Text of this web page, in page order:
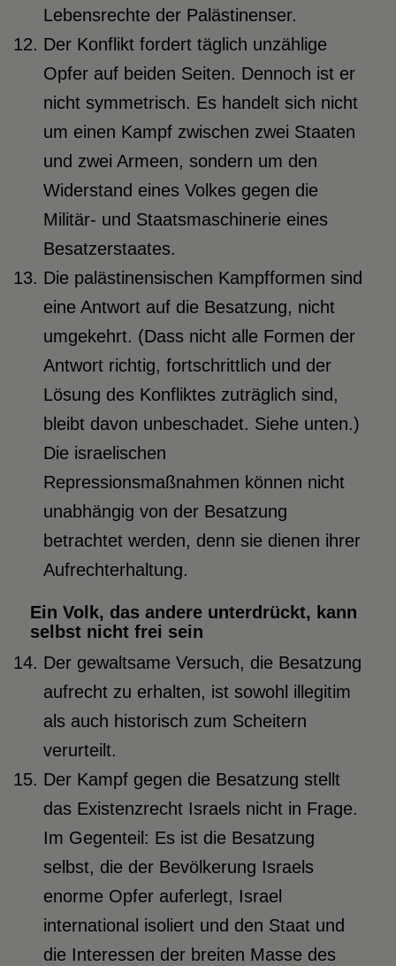
Lebensrechte der Palästinenser.
Der Konflikt fordert täglich unzählige
Opfer auf beiden Seiten. Dennoch ist er
nicht symmetrisch. Es handelt sich nicht
um einen Kampf zwischen zwei Staaten
und zwei Armeen, sondern um den
Widerstand eines Volkes gegen die
Militär- und Staatsmaschinerie eines
Besatzerstaates.
Die palästinensischen Kampfformen sind
eine Antwort auf die Besatzung, nicht
umgekehrt. (Dass nicht alle Formen der
Antwort richtig, fortschrittlich und der
Lösung des Konfliktes zuträglich sind,
bleibt davon unbeschadet. Siehe unten.)
Die israelischen
Repressionsmaßnahmen können nicht
unabhängig von der Besatzung
betrachtet werden, denn sie dienen ihrer
Aufrechterhaltung.
Ein Volk, das andere unterdrückt, kann
selbst nicht frei sein
Der gewaltsame Versuch, die Besatzung
aufrecht zu erhalten, ist sowohl illegitim
als auch historisch zum Scheitern
verurteilt.
Der Kampf gegen die Besatzung stellt
das Existenzrecht Israels nicht in Frage.
Im Gegenteil: Es ist die Besatzung
selbst, die der Bevölkerung Israels
enorme Opfer auferlegt, Israel
international isoliert und den Staat und
die Interessen der breiten Masse des